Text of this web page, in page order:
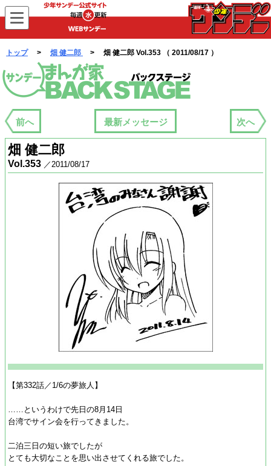
WEBサンデー
トップ> 畑 健二郎 > 畑 健二郎 Vol.353 （ 2011/08/17 ）
まんが家バックステージ
前へ 最新メッセージ 次へ
畑 健二郎
Vol.353 ／2011/08/17
【第332話／1/6の夢旅人】
……というわけで先日の8月14日
台湾でサイン会を行ってきました。
二泊三日の短い旅でしたが
とても大切なことを思い出させてくれる旅でした。